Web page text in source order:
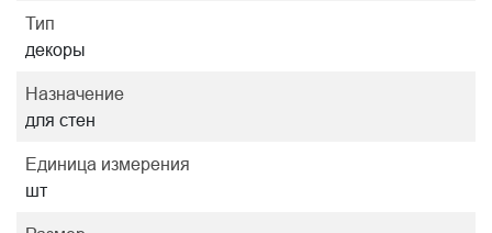
Тип
декоры
Назначение
для стен
Единица измерения
шт